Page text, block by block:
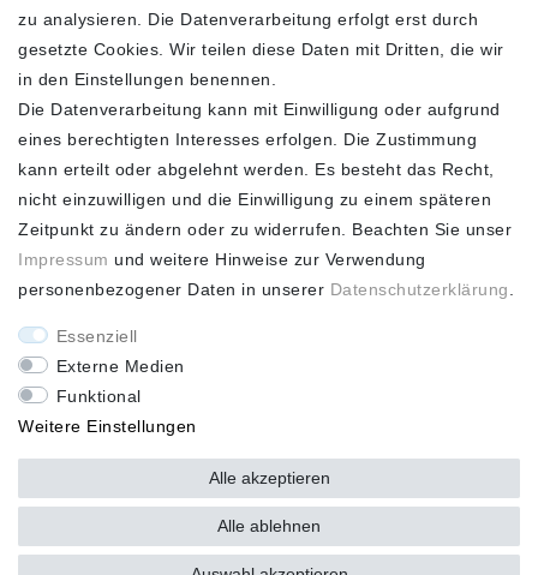
ZAHLUNGSARTEN
SCHNELLER UND
KOSTENLOSER
FASHION HOUSE
Hotline: +49
(0)15223993771 (Mo. bis
Versandkosten ** Nur innerhalb Deutschlands *** Hotline:
(0)15223993771 (Mo. bis Fr. 10 - 16 Uhr)
zu analysieren. Die Datenverarbeitung erfolgt erst durch
gesetzte Cookies. Wir teilen diese Daten mit Dritten, die wir
in den Einstellungen benennen.
Die Datenverarbeitung kann mit Einwilligung oder aufgrund
eines berechtigten Interesses erfolgen. Die Zustimmung
kann erteilt oder abgelehnt werden. Es besteht das Recht,
nicht einzuwilligen und die Einwilligung zu einem späteren
Zeitpunkt zu ändern oder zu widerrufen. Beachten Sie unser
Impressum und weitere Hinweise zur Verwendung
personenbezogener Daten in unserer Daten­schutz­erklärung
Essenziell
Externe Medien
Funktional
Weitere Einstellungen
Alle akzeptieren
Alle ablehnen